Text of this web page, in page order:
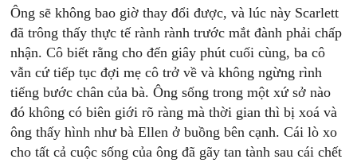
Ông sẽ không bao giờ thay đổi được, và lúc này Scarlett
đã trông thấy thực tế rành rành trước mắt đành phải chấp
nhận. Cô biết rằng cho đến giây phút cuối cùng, ba cô
vẫn cứ tiếp tục đợi mẹ cô trở về và không ngừng rình
tiếng bước chân của bà. Ông sống trong một xứ sở nào
đó không có biên giới rõ ràng mà thời gian thì bị xoá và
ông thấy hình như bà Ellen ở buồng bên cạnh. Cái lò xo
cho tất cả cuộc sống của ông đã gãy tan tành sau cái chết